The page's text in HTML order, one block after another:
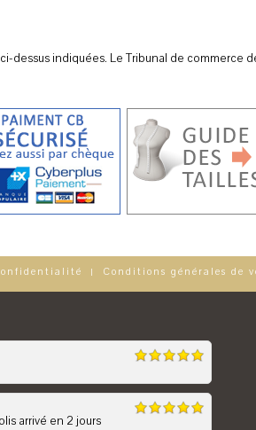
indiquées. Le Tribunal de commerce
| Conditions générales de
arrivé en 2 jours